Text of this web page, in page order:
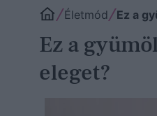
Életmód Ez a
Ez a
eleget?